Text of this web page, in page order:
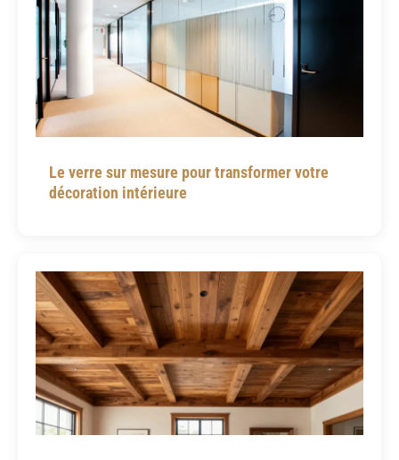
Le verre sur mesure pour transformer votre
décoration intérieure